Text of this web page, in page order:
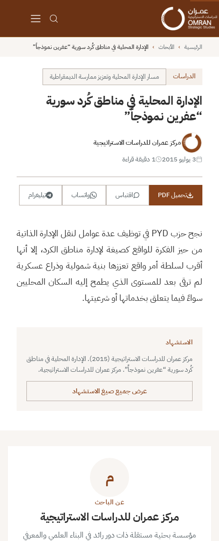
الرئيسية › الأبحاث › الإدارة المحلية في مناطق كُرد سورية “عفرين نموذجاً”
الدراسات مسار الإدارة المحلية وتعزيز ممارسة الديمقراطية
الإدارة المحلية في مناطق كُرد سورية
“عفرين نموذجاً”
مركز عمران للدراسات الاستراتيجية
3 يوليو 2015
1 دقيقة قراءة
تحميل PDF اقتباس واتساب تيليغرام
نجح حزب PYD في توظيف عدة عوامل لنقل الإدارة الذاتية
من حيز الفكرة للواقع كصيغة لإدارة مناطق الكرد، إلا أنها
أقرب لسلطة أمر واقع تعززها بنية شمولية وذراع عسكرية
لم ترقى بعد للمستوى الذي يطمح إليه السكان المحليين
سواءً فيما يتعلق بخدماتها أو شرعيتها.
الاستشهاد
مركز عمران للدراسات الاستراتيجية (2015). الإدارة المحلية في مناطق
كُرد سورية “عفرين نموذجاً”. مركز عمران للدراسات الاستراتيجية.
عرض جميع صيغ الاستشهاد
م
عن الباحث
مركز عمران للدراسات الاستراتيجية
مؤسسة بحثية مستقلة ذات دور رائد في البناء العلمي والمعرفي